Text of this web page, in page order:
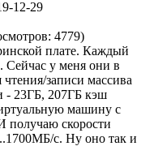
12-29
4779)
плате. Каждый
у меня они в
записи массива
- 23ГБ, 207ГБ кэш
машину с
получаю скорости
с. Ну оно так и